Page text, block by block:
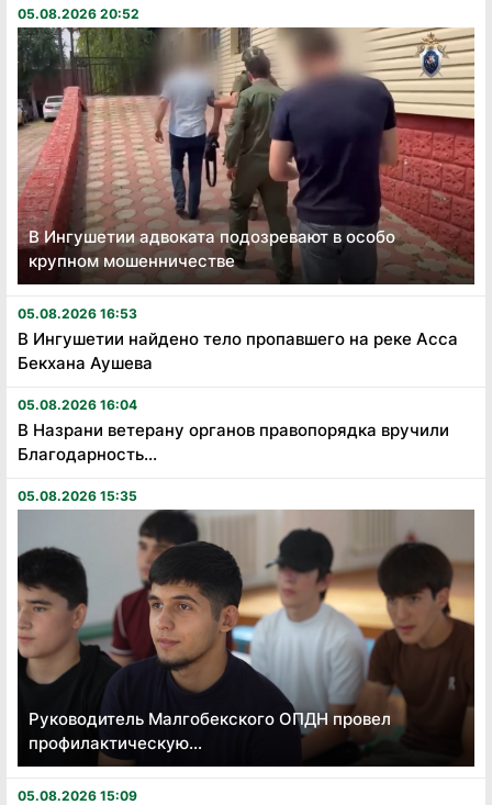
05.08.2026 20:52
В Ингушетии адвоката подозревают в особо
крупном мошенничестве
05.08.2026 16:53
В Ингушетии найдено тело пропавшего на реке Асса
Бекхана Аушева
05.08.2026 16:04
В Назрани ветерану органов правопорядка вручили
Благодарность...
05.08.2026 15:35
Руководитель Малгобекского ОПДН провел
профилактическую...
05.08.2026 15:09